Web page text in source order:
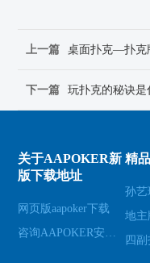
上一篇 桌面扑克—扑克
下一篇 玩扑克的秘诀是
关于AAPOKER新
版下载地址
网页版aapoker下载
精
孙艺